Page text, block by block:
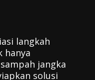
langkah
hanya
jangka
solusi